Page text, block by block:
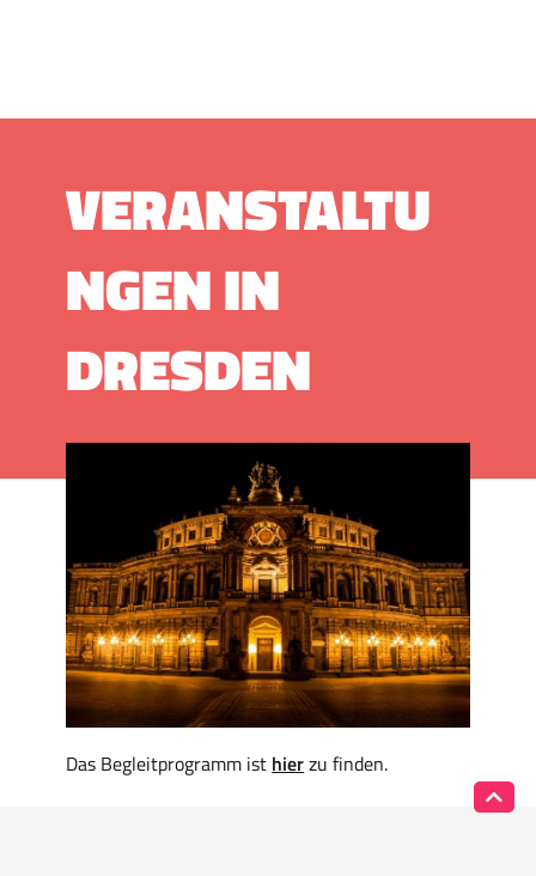
VERANSTALTU
NGEN IN
DRESDEN
Das Begleitprogramm ist hierzu finden.